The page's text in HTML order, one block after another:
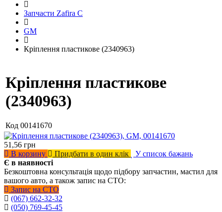
Запчасти Zafira C
GM
Кріплення пластикове (2340963)
Кріплення пластикове
(2340963)
Код 00141670
51,56 грн
В корзину
Придбати в один клік
У список бажань
Є в наявності
Безкоштовна консультація щодо підбору запчастин, мастил для
вашого авто, а також запис на СТО:
Запис на СТО
(067) 662-32-32
(050) 769-45-45